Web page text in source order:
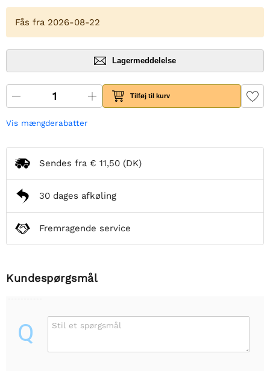
Fås fra 2026-08-22
Lagermeddelelse
Tilføj til kurv
Vis mængderabatter
Sendes fra € 11,50 (DK)
30 dages afkøling
Fremragende service
Kundespørgsmål
Q Stil et spørgsmål